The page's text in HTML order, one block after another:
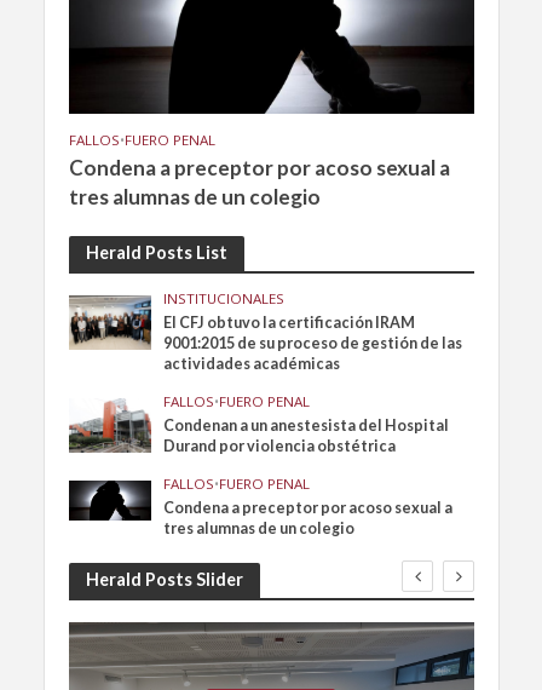
FALLOS•FUERO PENAL
Condena a preceptor por acoso sexual a
tres alumnas de un colegio
Herald Posts List
INSTITUCIONALES
El CFJ obtuvo la certificación IRAM
9001:2015 de su proceso de gestión de las
actividades académicas
FALLOS•FUERO PENAL
Condenan a un anestesista del Hospital
Durand por violencia obstétrica
FALLOS•FUERO PENAL
Condena a preceptor por acoso sexual a
tres alumnas de un colegio
Herald Posts Slider